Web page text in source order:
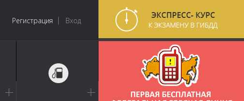
Регистрация Вход